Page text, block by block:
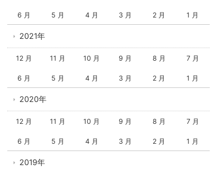
6 月 5 月 4 月 3 月 2 月 1 月
2021年
12 月 11 月 10 月 9 月 8 月 7 月
6 月 5 月 4 月 3 月 2 月 1 月
2020年
12 月 11 月 10 月 9 月 8 月 7 月
6 月 5 月 4 月 3 月 2 月 1 月
2019年